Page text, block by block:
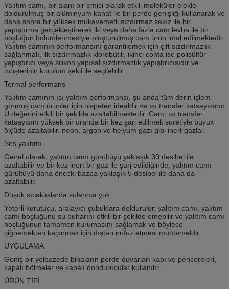
Yalıtım camı, bir alanı bir emici olarak etkili moleküler elekle
doldurulmuş bir alüminyum kanat ile bir perde genişliği kullanarak ve
daha sonra bir yüksek mukavemetli sızdırmaz sakız ile bir
yapıştırma gerçekleştirerek iki veya daha fazla cam levha ile bir
boşluğun bölümlenmesiyle oluşturulmuş cam ürün imal edilmektedir.
Yalıtım camının performansını garantilemek için çift sızdırmazlık
sağlanmalı, ilk sızdırmazlık klorobütili, ikinci conta ise polisülfür
yapıştırıcı veya silikon yapısal sızdırmazlık yapıştırıcısıdır ve
müşterinin kurulum şekli ile seçilebilir.
Termal performans
Yalıtım camının ısı yalıtım performansı, şu anda tüm derin işlem
görmüş cam ürünler için nispeten idealdir ve ısı transfer katsayısının
U değerini etkili bir şekilde azaltabilmektedir. Cam, ısı transfer
katsayısını yüksek bir oranda bir kez şarj edilmek suretiyle büyük
ölçüde azaltabilir. neon, argon ve helyum gazı gibi inert gazlar.
Ses yalıtımı
Genel olarak, yalıtım camı gürültüyü yaklaşık 30 desibel ile
azaltabilir ve bir kez inert bir gaz ile şarj edildiğinde, yalıtım camı
gürültüyü daha önceki bazda yaklaşık 5 desibel ile daha da
azaltabilir.
Düşük sıcaklıklarda sulanma yok
Yeterli kurutucu, aralayıcı çubuklara doldurulur, yalıtım camı, yalıtım
camı boşluğunu su buharını etkili bir şekilde emebilir ve yalıtım camı
boşluğunun tamamen kurumasını sağlamak ve böylece
çiğnemekten kaçınmak için dıştan nüfuz etmesi muhtemeldir.
UYGULAMA
Geniş bir yelpazede binaların perde duvarları kapı ve pencereleri,
kapalı bölmeler ve kapalı dondurucular kullanılır.
ÜRÜN TİPİ: